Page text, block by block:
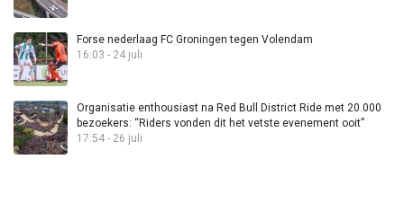
Forse nederlaag FC Groningen tegen Volendam
16:03 - 24 juli
Organisatie enthousiast na Red Bull District Ride met 20.000
bezoekers: “Riders vonden dit het vetste evenement ooit”
17:54 - 26 juli